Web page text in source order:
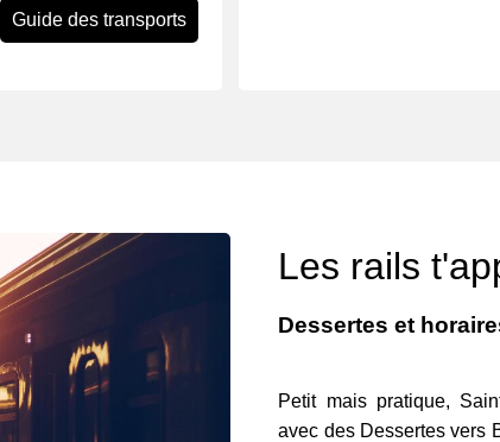
Guide des transports
Les rails
Dessertes et
Petit mais pratique,
avec des Dessertes vers